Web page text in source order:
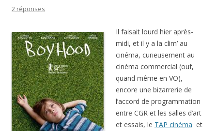
2 réponses
Il faisait lourd hier après-
midi, et il y a la clim’ au
cinéma, curieusement au
cinéma commercial (ouf,
quand même en VO),
encore une bizarrerie de
l’accord de programmation
entre CGR et les salles d’art
et essais, le TAP cinéma et